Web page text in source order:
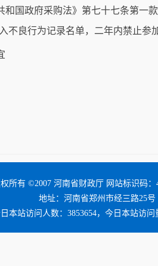
和国政府采购法》第七十七条第一款
不良行为记录名单，二年内禁止参
所有 ©2007 河南省财政厅 网站标识码：
地址：河南省郑州市经三路25号
本站访问人数：3853654，今日本站访问